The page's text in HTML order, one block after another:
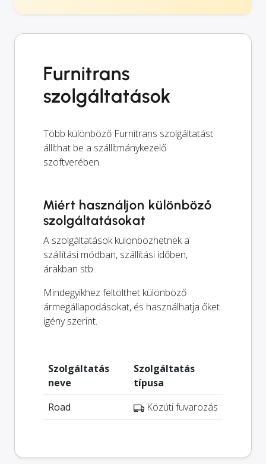
Furnitrans
szolgáltatások
Több különböző Furnitrans szolgáltatást
állíthat be a szállítmánykezelő
szoftverében.
Miért használjon különböző
szolgáltatásokat
A szolgáltatások különbözhetnek a
szállítási módban, szállítási időben,
árakban stb.
Mindegyikhez feltölthet különböző
ármegállapodásokat, és használhatja őket
igény szerint.
Szolgáltatás
neve
Szolgáltatás
típusa
Road
Közúti fuvarozás